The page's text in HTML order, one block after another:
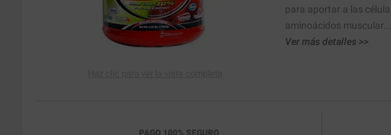
para aportar a las
aminoácidos muscular...
Ver más detalles >>
PAGO 100% SEGURO